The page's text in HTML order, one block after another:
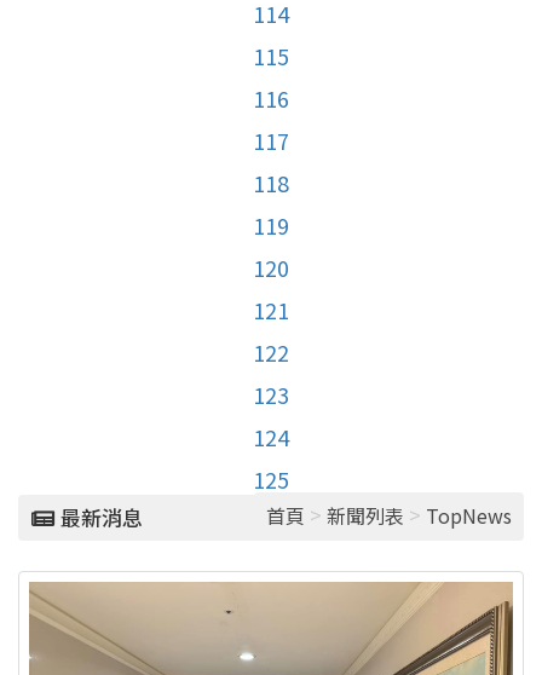
114
115
116
117
118
119
120
121
122
123
124
125
最新消息 首頁 > 新聞列表 > TopNews